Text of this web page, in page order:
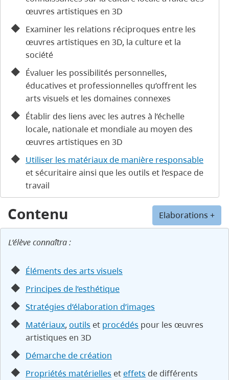
Elaborations +
Contenu
L’élève connaîtra :
Éléments des arts visuels
Principes de l’esthétique
Stratégies d’élaboration d’images
Matériaux, outils et procédés pour les œuvres
artistiques en 3D
Démarche de création
Propriétés matérielles eteffets de différents
œuvres artistiques en 3D
Examiner les relations réciproques entre les
œuvres artistiques en 3D, la culture et la
société
Évaluer les possibilités personnelles,
éducatives et professionnelles qu’offrent les
arts visuels et les domaines connexes
Établir des liens avec les autres à l’échelle
locale, nationale et mondiale au moyen des
œuvres artistiques en 3D
Utiliser les matériaux de manière responsable
et sécuritaire ainsi que les outils et l’espace de
travail